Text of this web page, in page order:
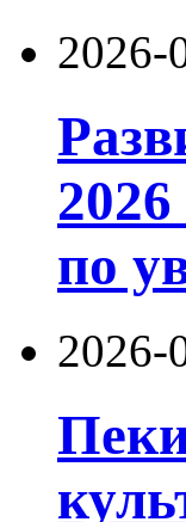
2026-
по
2026-